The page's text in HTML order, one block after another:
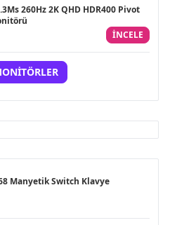
260Hz 2K QHD HDR400 Pivot
INCELE
Manyetik Switch Klavye